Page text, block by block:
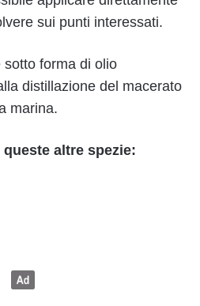
sui punti interessati.
forma di olio
distillazione del macerato
marina.
altre spezie: